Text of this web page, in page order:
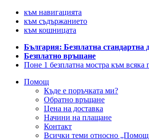
към навигацията
към съдържанието
към кошницата
България: Безплатна стандартна
Безплатно връщане
Поне 1 безплатна мостра към всяка
Помощ
Къде е поръчката ми?
Обратно връщане
Цена на доставка
Начини на плащане
Контакт
Всички теми относно